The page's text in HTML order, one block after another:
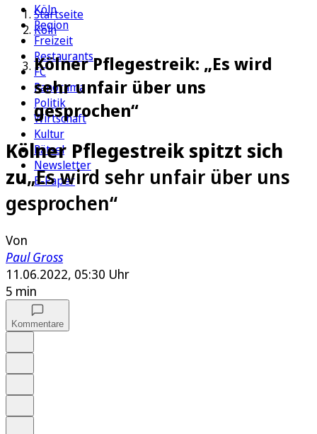
Köln
Region
Freizeit
Restaurants
FC
Panorama
Politik
Wirtschaft
Kultur
Rätsel
Newsletter
E-Paper
Startseite
Köln
Kölner Pflegestreik: „Es wird
sehr unfair über uns
gesprochen“
Kölner Pflegestreik spitzt sich
zu„Es wird sehr unfair über uns
gesprochen“
Von
Paul Gross
11.06.2022, 05:30 Uhr
5 min
Kommentare